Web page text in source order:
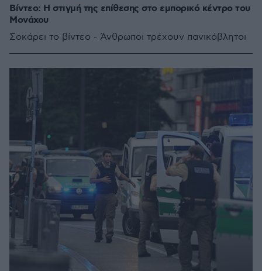
Βίντεο: Η στιγμή της επίθεσης στο εμπορικό κέντρο του
Μονάχου
Σοκάρει το βίντεο - Άνθρωποι τρέχουν πανικόβλητοι